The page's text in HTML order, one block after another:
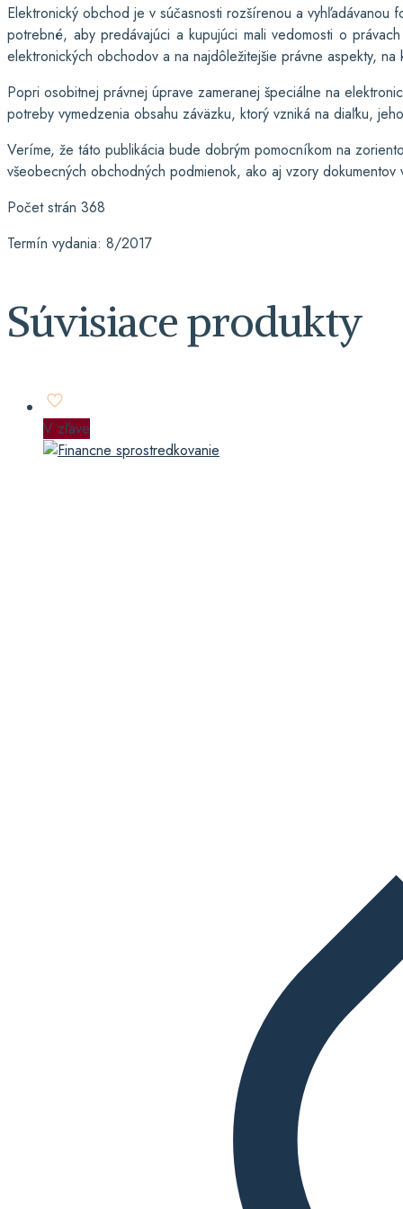
Elektronický obchod je v súčasnosti rozšírenou a
potrebné, aby predávajúci a kupujúci mali vedomosti o
elektronických obchodov a na najdôležitejšie právne aspekty,
Popri osobitnej právnej úprave zameranej špeciálne na
potreby vymedzenia obsahu záväzku, ktorý vzniká na diaľku,
Veríme, že táto publikácia bude dobrým pomocníkom na
všeobecných obchodných podmienok, ako aj vzory
Počet strán 368
Termín vydania: 8/2017
Súvisiace produkty
V zľave